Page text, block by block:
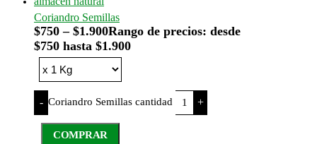
Coriandro Semillas
$750 – $1.900Rango de precios: desde
$750 hasta $1.900
- Coriandro Semillas cantidad +
COMPRAR